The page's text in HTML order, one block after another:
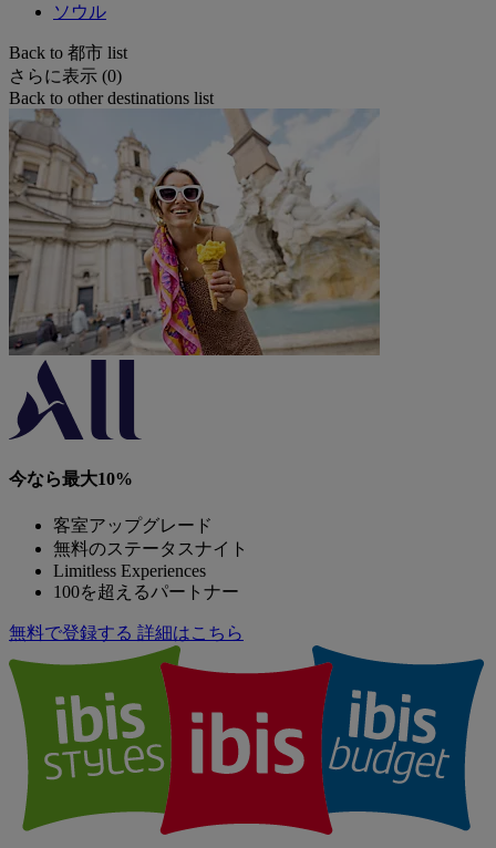
ソウル
Back to 都市 list
さらに表示 (0)
Back to other destinations list
今なら最大10%
客室アップグレード
無料のステータスナイト
Limitless Experiences
100を超えるパートナー
無料で登録する 詳細はこちら